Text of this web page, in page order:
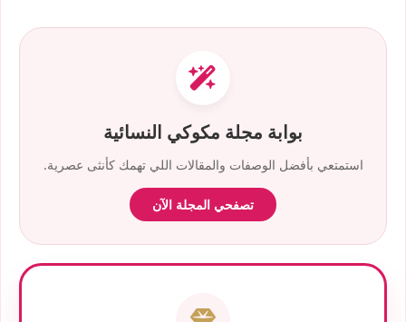
بوابة مجلة مكوكي النسائية
استمتعي بأفضل الوصفات والمقالات اللي تهمك كأنثى عصرية.
تصفحي المجلة الآن